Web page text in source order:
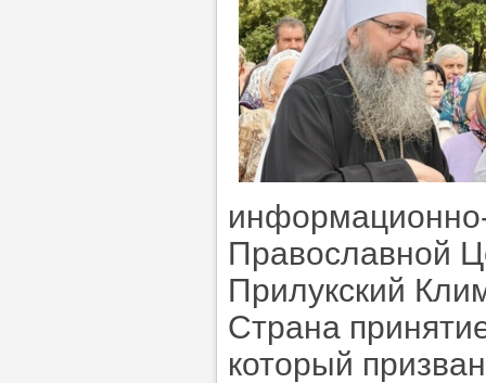
информационно-
Православной
Прилукский
Страна
который